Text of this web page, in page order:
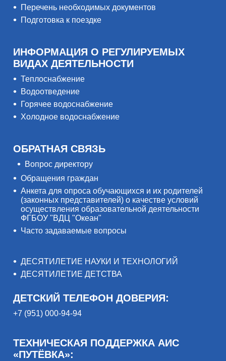
Перечень необходимых документов
Подготовка к поездке
ИНФОРМАЦИЯ О РЕГУЛИРУЕМЫХ
ВИДАХ ДЕЯТЕЛЬНОСТИ
Теплоснабжение
Водоотведение
Горячее водоснабжение
Холодное водоснабжение
ОБРАТНАЯ СВЯЗЬ
Вопрос директору
Обращения граждан
Анкета для опроса обучающихся и их родителей
(законных представителей) о качестве условий
осуществления образовательной деятельности
ФГБОУ "ВДЦ "Океан"
Часто задаваемые вопросы
ДЕСЯТИЛЕТИЕ НАУКИ И ТЕХНОЛОГИЙ
ДЕСЯТИЛЕТИЕ ДЕТСТВА
ДЕТСКИЙ ТЕЛЕФОН ДОВЕРИЯ:
+7 (951) 000-94-94
ТЕХНИЧЕСКАЯ ПОДДЕРЖКА АИС
«ПУТЁВКА»: